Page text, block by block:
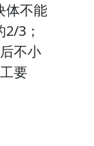
体不能
3；
不小
要